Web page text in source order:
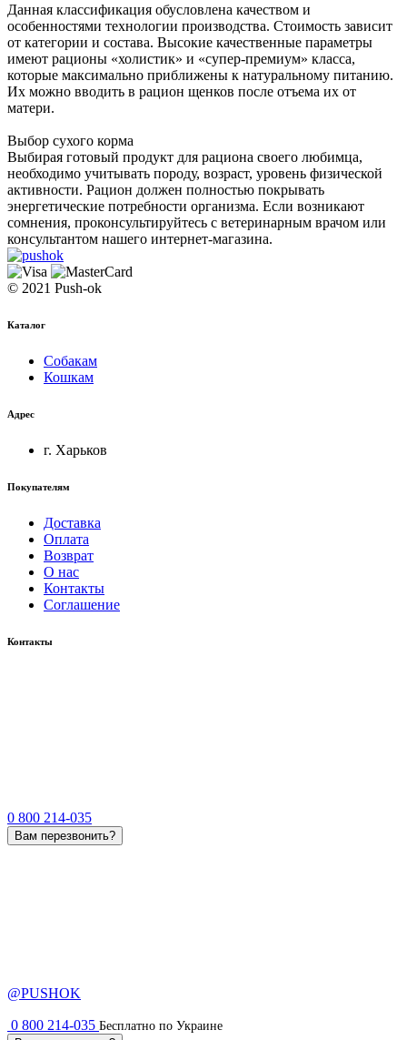
Данная классификация обусловлена качеством и
особенностями технологии производства. Стоимость зависит
от категории и состава. Высокие качественные параметры
имеют рационы «холистик» и «супер-премиум» класса,
которые максимально приближены к натуральному питанию.
Их можно вводить в рацион щенков после отъема их от
матери.
Выбор сухого корма
Выбирая готовый продукт для рациона своего любимца,
необходимо учитывать породу, возраст, уровень физической
активности. Рацион должен полностью покрывать
энергетические потребности организма. Если возникают
сомнения, проконсультируйтесь с ветеринарным врачом или
консультантом нашего интернет-магазина.
© 2021 Push-ok
Каталог
Собакам
Кошкам
Адрес
г. Харьков
Покупателям
Доставка
Оплата
Возврат
О нас
Контакты
Соглашение
Контакты
0 800 214-035
Вам перезвонить?
@PUSHOK
0 800 214-035 Бесплатно по Украине